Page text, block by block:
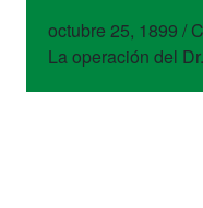
octubre 25, 1899 /
La operación del